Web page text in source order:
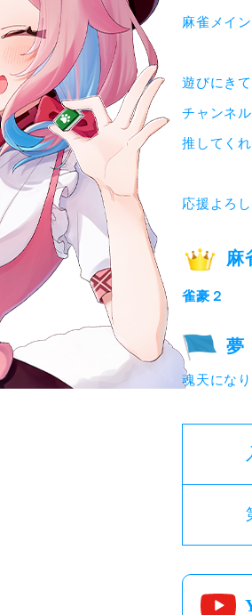
麻雀メイ
遊びにき
チャンネ
推してく
応援よろ
麻
雀豪２
夢
魂天にな